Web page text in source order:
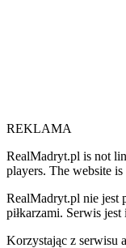
REKLAMA
RealMadryt.pl is not
players. The website
RealMadryt.pl nie jest
piłkarzami. Serwis
Korzystając z serwisu